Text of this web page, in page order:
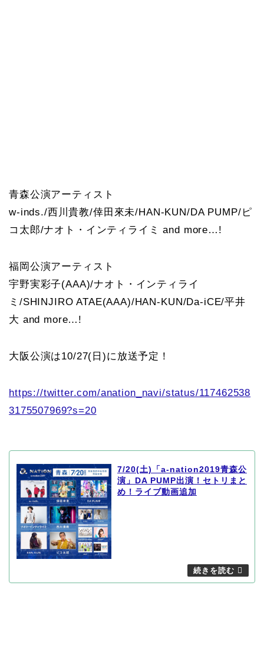
青森公演アーティスト
w-inds./西川貴教/倖田來未/HAN-KUN/DA PUMP/ピ
コ太郎/ナオト・インティライミ and more…!
福岡公演アーティスト
宇野実彩子(AAA)/ナオト・インティライ
ミ/SHINJIRO ATAE(AAA)/HAN-KUN/Da-iCE/平井
大 and more…!
大阪公演は10/27(日)に放送予定！
https://twitter.com/anation_navi/status/117462538
3175507969?s=20
7/20(土)「a-nation2019青森公
演」DA PUMP出演！セトリまと
め！ライブ動画追加